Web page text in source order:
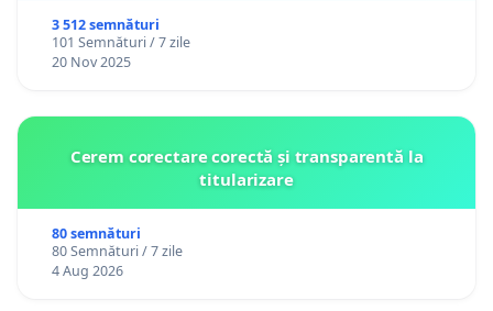
3 512 semnături
101 Semnături / 7 zile
20 Nov 2025
Cerem corectare corectă și transparentă la
titularizare
80 semnături
80 Semnături / 7 zile
4 Aug 2026